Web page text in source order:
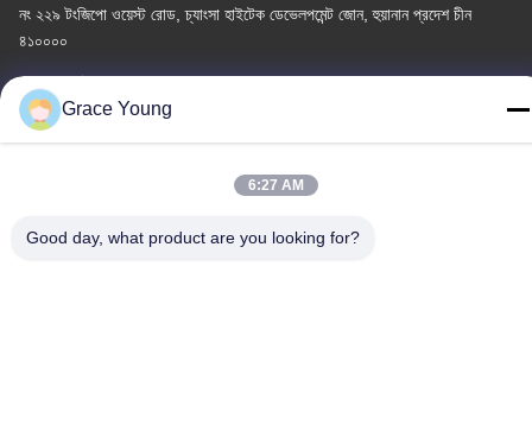
নং ২২৯ টংজিপো ওয়েস্ট রোড, চ্যাংসা হাইটেক ডেভেলপমেন্ট জোন, হুয়ানান প্রদেশ চীন
৪১০০০০
কারখানার ঠিকানা
নং ২২৯ টংজিপো ওয়েস্ট রোড, চ্যাংসা হাইটেক ডেভেলপমেন্ট জোন, হুয়ানান প্রদেশ চীন
৪১০০০০
Grace Young
6:27 AM
Good day, what product are you looking for?